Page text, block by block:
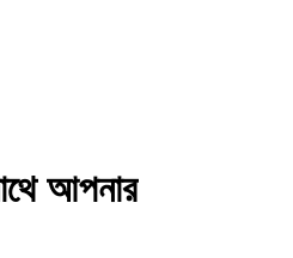
আপনার